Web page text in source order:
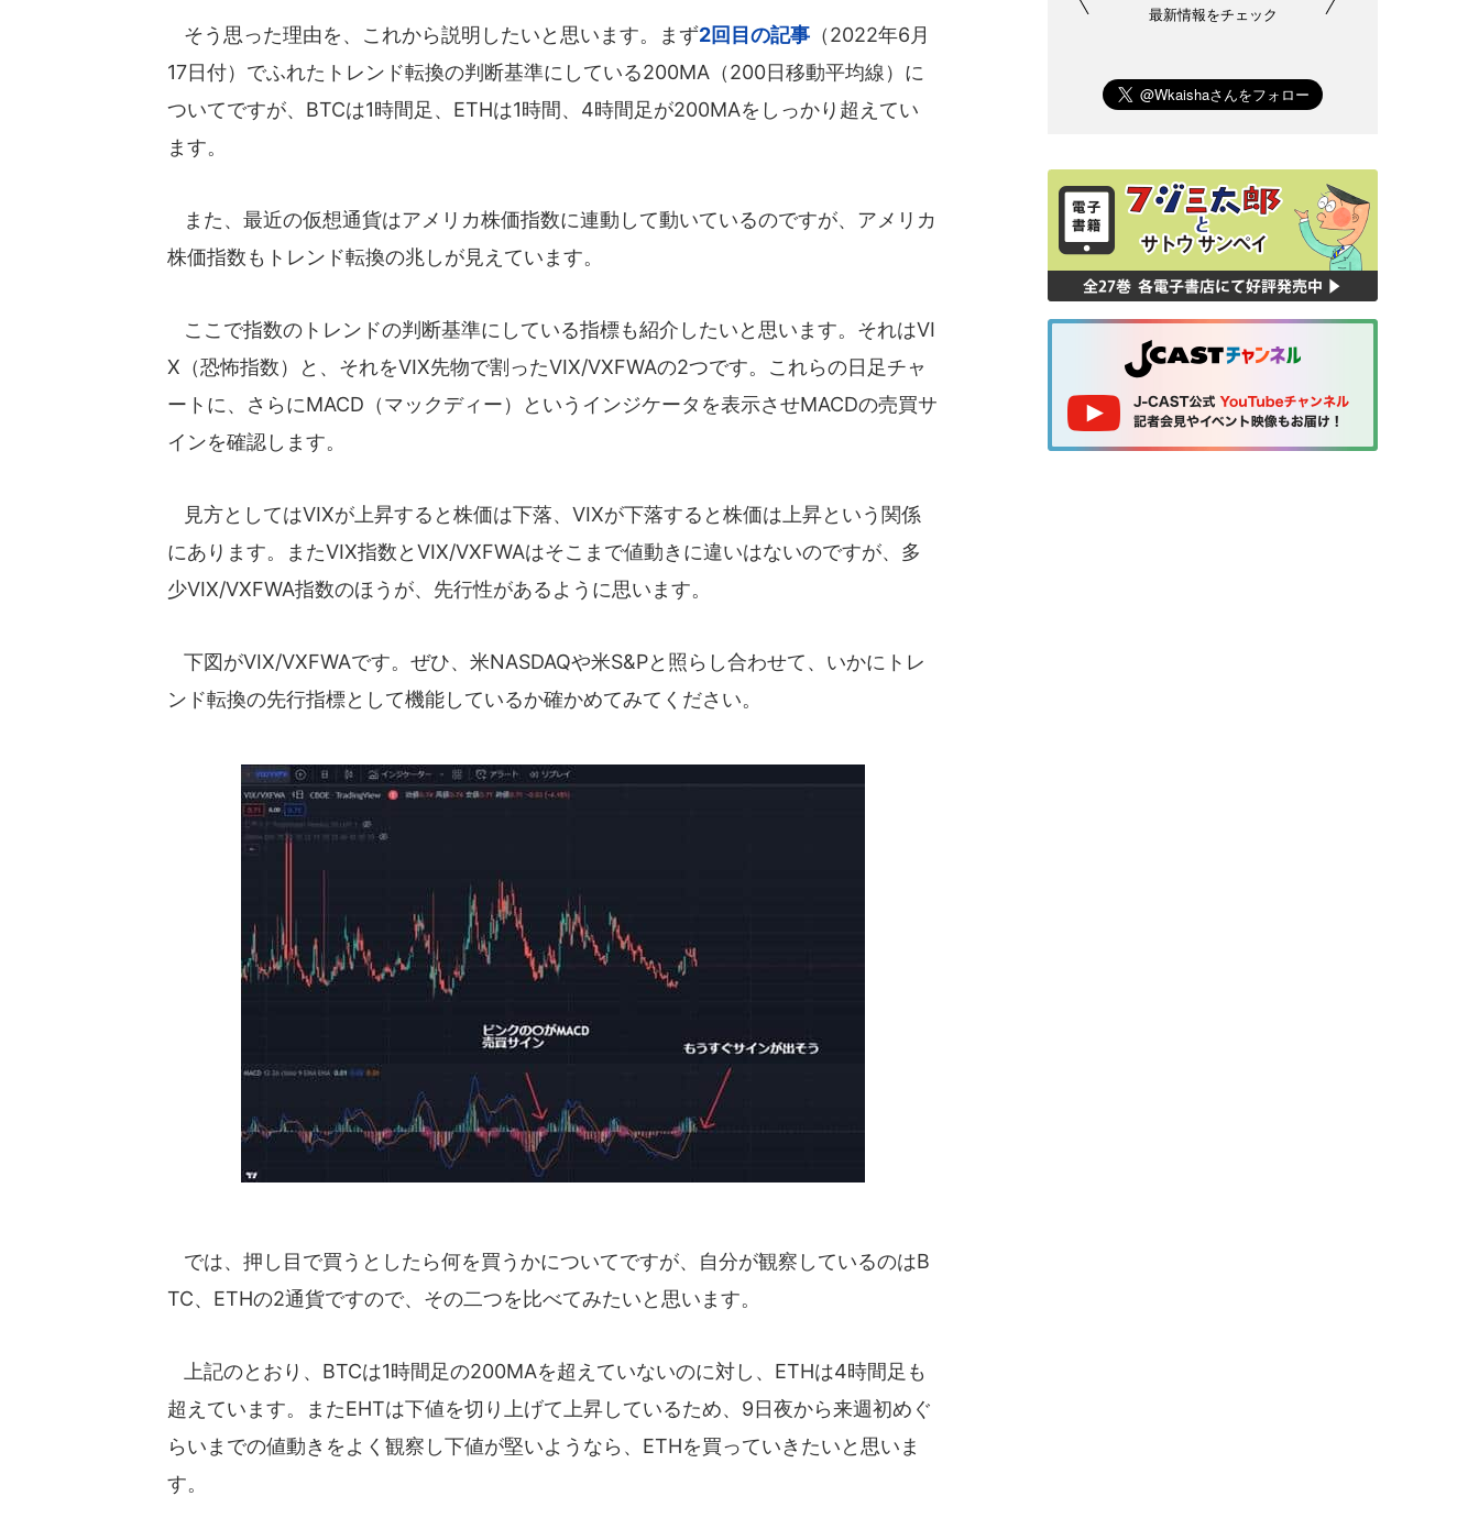
そう思った理由を、これから説明したいと思います。まず2回目の記事 （2022年6月
17日付）でふれたトレンド転換の判断基準にしている200MA（200日移動平均線）に
ついてですが、BTCは1時間足、ETHは1時間、4時間足が200MAをしっかり超えてい
ます。
また、最近の仮想通貨はアメリカ株価指数に連動して動いているのですが、アメリカ
株価指数もトレンド転換の兆しが見えています。
ここで指数のトレンドの判断基準にしている指標も紹介したいと思います。それはVI
X（恐怖指数）と、それをVIX先物で割ったVIX/VXFWAの2つです。これらの日足チャ
ートに、さらにMACD（マックディー）というインジケータを表示させMACDの売買サ
インを確認します。
見方としてはVIXが上昇すると株価は下落、VIXが下落すると株価は上昇という関係
にあります。またVIX指数とVIX/VXFWAはそこまで値動きに違いはないのですが、多
少VIX/VXFWA指数のほうが、先行性があるように思います。
下図がVIX/VXFWAです。ぜひ、米NASDAQや米S&Pと照らし合わせて、いかにトレ
ンド転換の先行指標として機能しているか確かめてみてください。
では、押し目で買うとしたら何を買うかについてですが、自分が観察しているのはB
TC、ETHの2通貨ですので、その二つを比べてみたいと思います。
上記のとおり、BTCは1時間足の200MAを超えていないのに対し、ETHは4時間足も
超えています。またEHTは下値を切り上げて上昇しているため、9日夜から来週初めぐ
らいまでの値動きをよく観察し下値が堅いようなら、ETHを買っていきたいと思いま
す。
最新情報をチェック